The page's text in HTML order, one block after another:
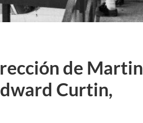
de Martin
Curtin,